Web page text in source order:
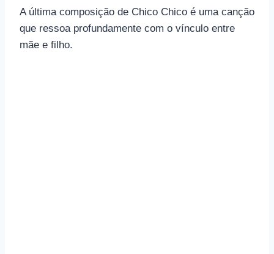
A última composição de Chico Chico é uma canção
que ressoa profundamente com o vínculo entre
mãe e filho.